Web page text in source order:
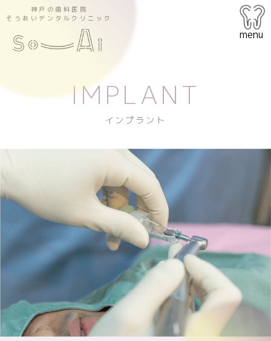
神戸の歯科医院
そうあいデンタルクリニック
menu
IMPLANT
インプラント